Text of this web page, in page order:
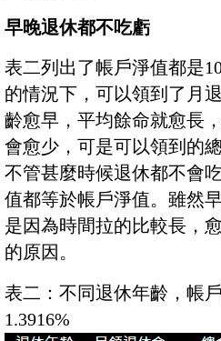
早晚退休都不吃虧
表二列出了帳戶淨值都是
的情況下，可以領到了月
齡愈早，平均餘命就愈長
會愈少，可是可以領到的
不管甚麼時候退休都不會
值都等於帳戶淨值。雖然
是因為時間拉的比較長，
的原因。
表二：不同退休年齡，帳
1.3916%